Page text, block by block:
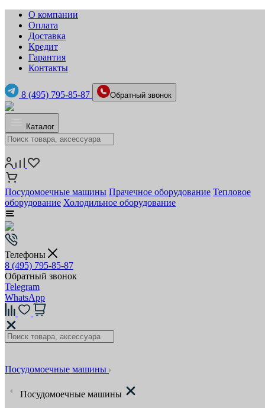
О компании
Оплата
Доставка
Кредит
Гарантия
Контакты
8 (495) 795-85-87 Обратный звонок
Каталог
Посудомоечные машины Прачечное оборудование Тепловое
оборудование Холодильное оборудование
Телефоны
8 (495) 795-85-87
Обратный звонок
Telegram
WhatsApp
Посудомоечные машины
Посудомоечные машины